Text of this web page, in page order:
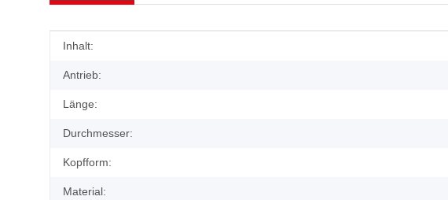
Produkteigenschaft
Wert
Inhalt:
Antrieb:
Länge:
Durchmesser:
Kopfform:
Material: